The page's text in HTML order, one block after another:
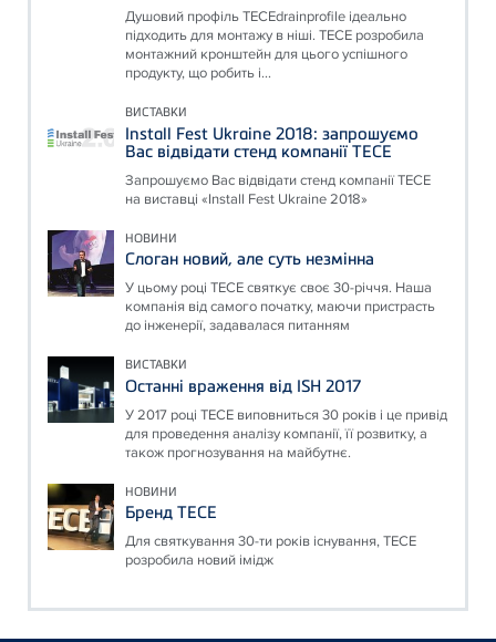
Душовий профіль TECEdrainprofile ідеально
підходить для монтажу в ніші. TECE розробила
монтажний кронштейн для цього успішного
продукту, що робить і...
ВИСТАВКИ
Install Fest Ukraine 2018: запрошуємо
Вас відвідати стенд компанії ТЕСЕ
Запрошуємо Вас відвідати стенд компанії ТЕСЕ
на виставці «Install Fest Ukraine 2018»
НОВИНИ
Слоган новий, але суть незмінна
У цьому році ТЕСЕ святкує своє 30-річчя. Наша
компанія від самого початку, маючи пристрасть
до інженерії, задавалася питанням
ВИСТАВКИ
Останні враження від ISH 2017
У 2017 році ТЕСЕ виповниться 30 років і це привід
для проведення аналізу компанії, її розвитку, а
також прогнозування на майбутнє.
НОВИНИ
Бренд ТЕСЕ
Для святкування 30-ти років існування, ТЕСЕ
розробила новий імідж